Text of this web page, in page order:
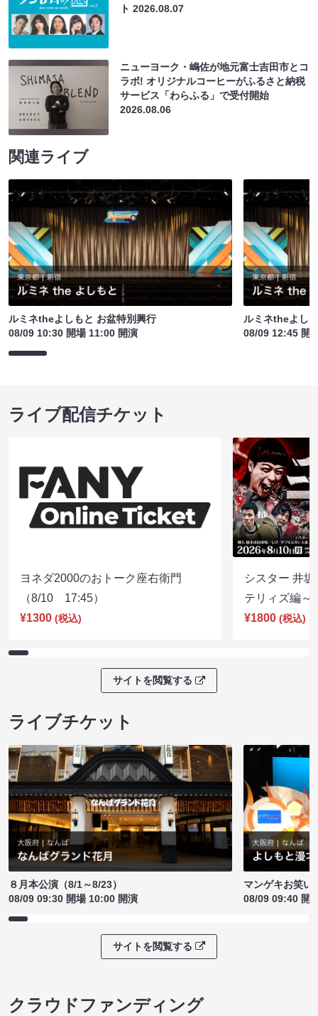
ト2026.08.07
ニューヨーク・嶋佐が地元富士吉田市とコ
ラボ! オリジナルコーヒーがふるさと納税
サービス「わらふる」で受付開始
2026.08.06
関連ライブ
ルミネtheよしもと お盆特別興行
08/09 10:30 開場 11:00 開演
ルミネtheよし
08/09 12:45 開
ライブ配信チケット
ヨネダ2000のおトーク座右衛門
（8/10 17:45）
¥1300 (税込)
シスター 井
テリィズ編
¥1800 (税込)
サイトを閲覧する
ライブチケット
８月本公演（8/1～8/23）
08/09 09:30 開場 10:00 開演
マンゲキお笑い
08/09 09:40 開
サイトを閲覧する
クラウドファンディング